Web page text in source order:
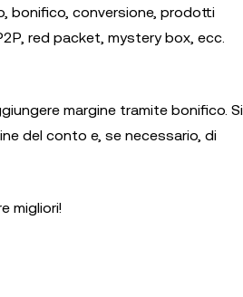
bonifico, conversione, prodotti
red packet, mystery box, ecc.
margine tramite bonifico. Si
del conto e, se necessario, di
migliori!